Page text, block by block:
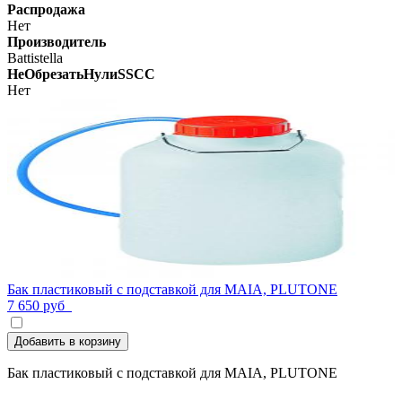
Распродажа
Нет
Производитель
Battistella
НеОбрезатьНулиSSCC
Нет
Бак пластиковый с подставкой для MAIA, PLUTONE
7 650 руб
Добавить в корзину
Бак пластиковый с подставкой для MAIA, PLUTONE